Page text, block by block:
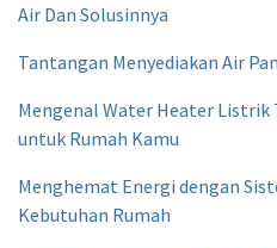
Air Dan Solusinnya
Tantangan Menyediakan Air
Mengenal Water Heater Listrik
untuk Rumah Kamu
Menghemat Energi dengan
Kebutuhan Rumah